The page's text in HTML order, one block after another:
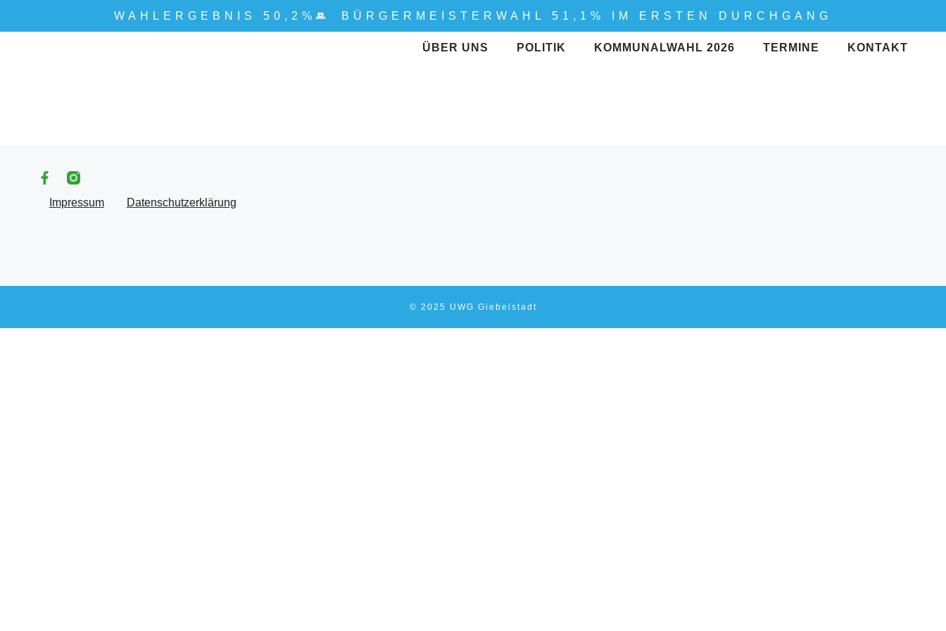
WAHLERGEBNIS 50,2% BÜRGERMEISTERWAHL 51,1% IM ERSTEN DURCHGANG
ÜBER UNS POLITIK KOMMUNALWAHL 2026 TERMINE KONTAKT
Impressum Datenschutzerklärung
© 2025 UWG Giebelstadt